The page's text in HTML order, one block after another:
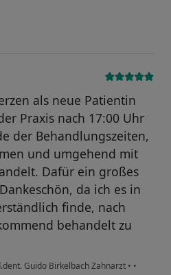
als neue Patientin
Praxis nach 17:00 Uhr
der Behandlungszeiten,
und umgehend mit
Dafür ein großes
da ich es in
finde, nach
behandelt zu
Guido Birkelbach Zahnarzt • •